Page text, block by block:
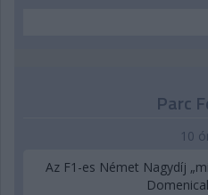
Parc
10
Az F1-es Német Nagydíj